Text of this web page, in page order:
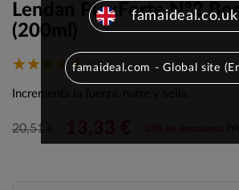
Lendan PlexForte Nº2
(200ml)
(1)
Incrementa la fuerza, nutre y sella.
20,51 €
famaideal.co.uk
famaideal.com - Global site